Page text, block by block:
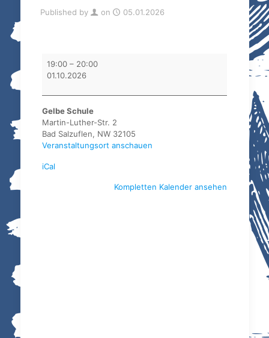
Published by on 05.01.2026
BSV
Lippe
Salzuflen)
19:00 – 20:00
01.10.2026
Gelbe Schule
Martin-Luther-Str. 2
Bad Salzuflen, NW 32105
Veranstaltungsort anschauen
iCal
Kompletten Kalender ansehen